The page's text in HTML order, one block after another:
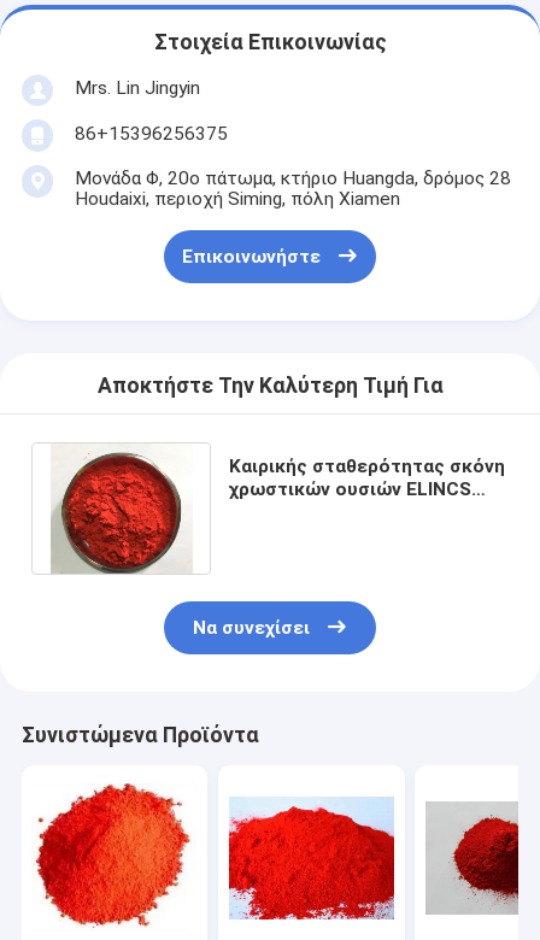
Στοιχεία Επικοινωνίας
Mrs. Lin Jingyin
86+15396256375
Μονάδα Φ, 20ο πάτωμα, κτήριο Huangda, δρόμος 28
Houdaixi, περιοχή Siming, πόλη Xiamen
Επικοινωνήστε
Αποκτήστε Την Καλύτερη Τιμή Για
Καιρικής σταθερότητας σκόνη
χρωστικών ουσιών ELINCS
Να συνεχίσει
Συνιστώμενα Προϊόντα